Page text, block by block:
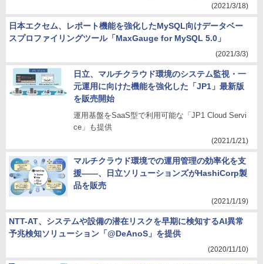
(2021/3/18)
日本エクセム、レポート機能を強化したMySQL向けデータベー
スプロファイリングツール「MaxGauge for MySQL 5.0」
(2021/3/3)
日立、マルチクラウド環境のシステム監視・一
元運用に向けた機能を強化した「JP1」最新版
を販売開始
運用基盤をSaaS型で利用可能な「JP1 Cloud Servi
ce」も提供
(2021/1/21)
マルチクラウド環境での運用管理の効率化を支
援――、日立ソリューションズがHashiCorp製
品を販売
(2021/1/19)
NTT-AT、システムや設備の潜在リスクを早期に検知するAI異常
予兆検知ソリューション「@DeAnoS」を提供
(2020/11/10)